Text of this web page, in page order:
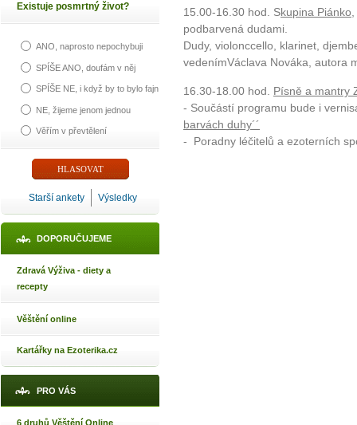
Existuje posmrtný život?
ANO, naprosto nepochybuji
SPÍŠE ANO, doufám v něj
SPÍŠE NE, i když by to bylo fajn
NE, žijeme jenom jednou
Věřím v převtělení
Starší ankety Výsledky
DOPORUČUJEME
Zdravá Výživa - diety a
recepty
Věštění online
Kartářky na Ezoterika.cz
PRO VÁS
6 druhů Věštění Online
15.00-16.30 hod. Skupina Piánko
podbarvená dudami.
Dudy, violonccello, klarinet,
vedenímVáclava Nováka, autora
16.30-18.00 hod. Písně a mantry
- Součástí programu bude i
barvách duhy´´
- Poradny léčitelů a ezoterních